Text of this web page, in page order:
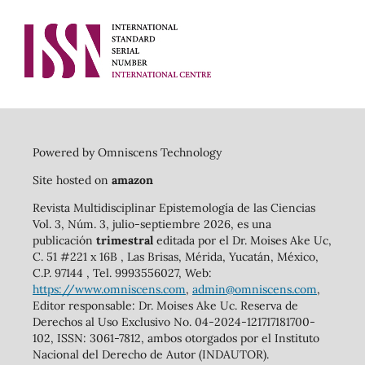
Powered by Omniscens Technology
Site hosted on amazon
Revista Multidisciplinar Epistemología de las Ciencias
Vol. 3, Núm. 3, julio-septiembre 2026, es una
publicación trimestraleditada por el Dr. Moises Ake Uc,
C. 51 #221 x 16B , Las Brisas, Mérida, Yucatán, México,
C.P. 97144 , Tel. 9993556027, Web:
https://www.omniscens.com, admin@omniscens.com,
Editor responsable: Dr. Moises Ake Uc. Reserva de
Derechos al Uso Exclusivo No. 04-2024-121717181700-
102, ISSN: 3061-7812, ambos otorgados por el Instituto
Nacional del Derecho de Autor (INDAUTOR).